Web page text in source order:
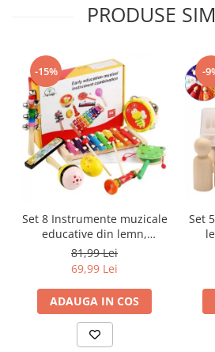
PRODUSE
-15%
Set 8 Instrumente muzicale
educative din lemn,
multicolor
81,99 Lei
69,99 Lei
ADAUGA IN COS
-
Set